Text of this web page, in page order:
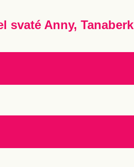
svaté Anny, Tanaberk